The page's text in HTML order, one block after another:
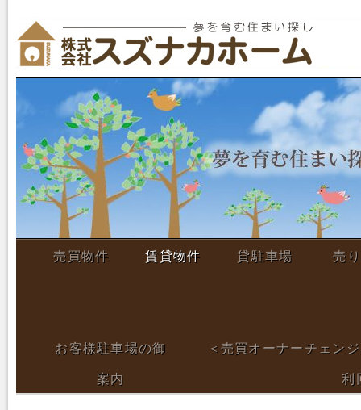
売買物件 賃貸物件 貸駐車場
売
お客様駐車場の御
案内
＜売買オーナーチェン
利